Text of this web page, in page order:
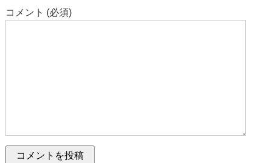
コメント (必須)